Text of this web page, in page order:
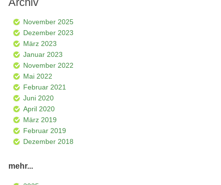
November 2025
Dezember 2023
März 2023
Januar 2023
November 2022
Mai 2022
Februar 2021
Juni 2020
April 2020
März 2019
Februar 2019
Dezember 2018
mehr...